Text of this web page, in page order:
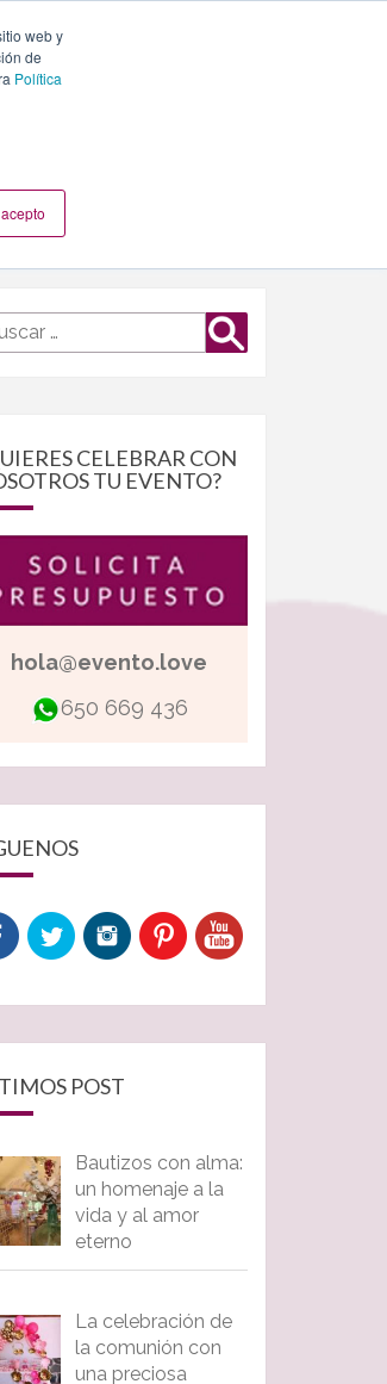
web y
de
Política
EVENTOS
Buscar
CELEBRAR CON
TU EVENTO?
hola@evento.love
650 669 436
POST
Bautizos con alma:
un homenaje a la
vida y al amor
eterno
La celebración de
la comunión con
una preciosa